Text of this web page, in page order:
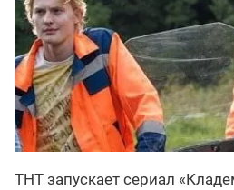
ТНТ запускает сериал